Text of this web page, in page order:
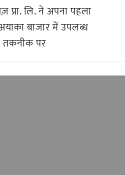
प्रा. लि. ने अपना पहला
बाजार में उपलब्ध
तकनीक पर